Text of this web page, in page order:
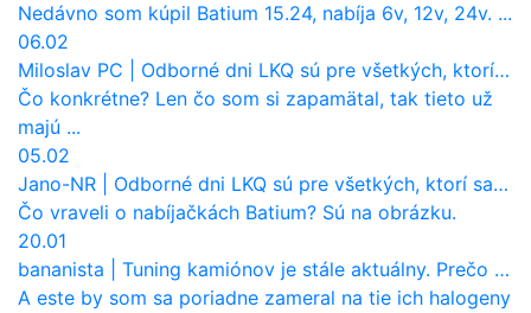
Nedávno som kúpil Batium 15.24, nabíja 6v, 12v, 24v. ...
06.02
Miloslav PC
Odborné dni LKQ sú pre všetkých, ktorí sa chcú dozvedieť niečo viac
Čo konkrétne? Len čo som si zapamätal, tak tieto už
majú ...
05.02
Jano-NR
Odborné dni LKQ sú pre všetkých, ktorí sa chcú dozvedieť niečo viac
Čo vraveli o nabíjačkách Batium? Sú na obrázku.
20.01
bananista
Tuning kamiónov je stále aktuálny. Prečo nevyhynul ako pri osobákoch?
A este by som sa poriadne zameral na tie ich halogeny